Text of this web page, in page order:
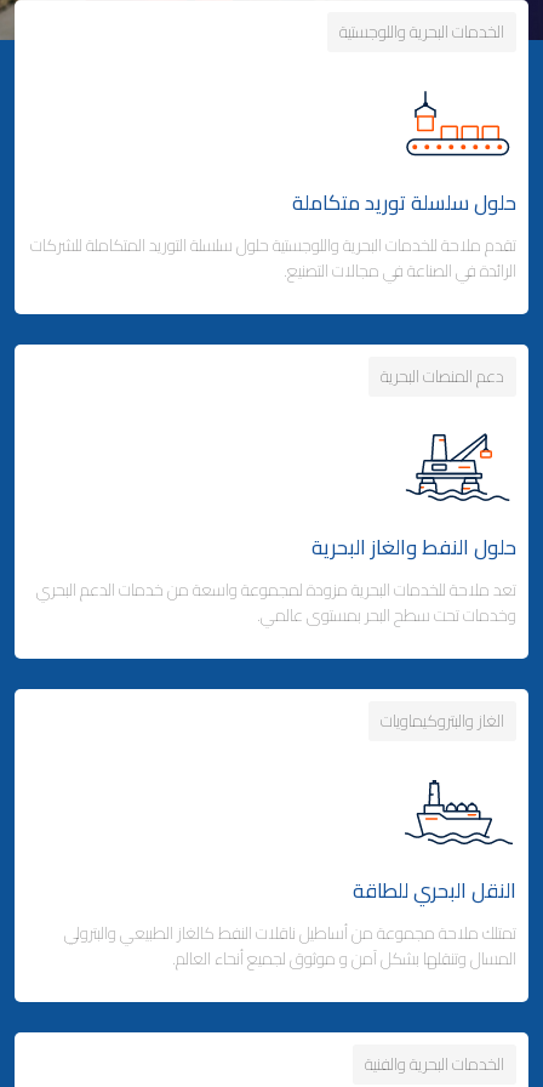
الخدمات البحرية واللوجستية
حلول سلسلة توريد متكاملة
تقدم ملاحة للخدمات البحرية واللوجستية حلول سلسلة التوريد المتكاملة للشركات
الرائدة في الصناعة في مجالات التصنيع.
حلول سلسلة توريد متكاملة
شحن الحاويات
- خدمات الخطوط الملاحية المنتظمة
- خدمات الخطوط الفرعية
وكالة شحن البضائع
- التخليص الجمركي والتوزيع
- التخليص الجمركي والتوزيع
Business Area Links (Right)
التخزين والتوزيع
- مدينة ملاحة اللوجستية - قطر
- المنطقة الحرة بجبل علي (دولة الإمارات)
دعم المنصات البحرية
حلول النفط والغاز البحرية
تعد ملاحة للخدمات البحرية مزودة لمجموعة واسعة من خدمات الدعم البحري
وخدمات تحت سطح البحر بمستوى عالمي.
Business Area Links (Left)
الخدمات البحرية
الخدمات البحرية
الغاز والبتروكيماويات
النقل البحري للطاقة
تمتلك ملاحة مجموعة من أساطيل ناقلات النفط كالغاز الطبيعي والبترولي
المسال وتنقلها بشكل آمن و موثوق لجميع أنحاء العالم.
الخدمات البحرية والفنية